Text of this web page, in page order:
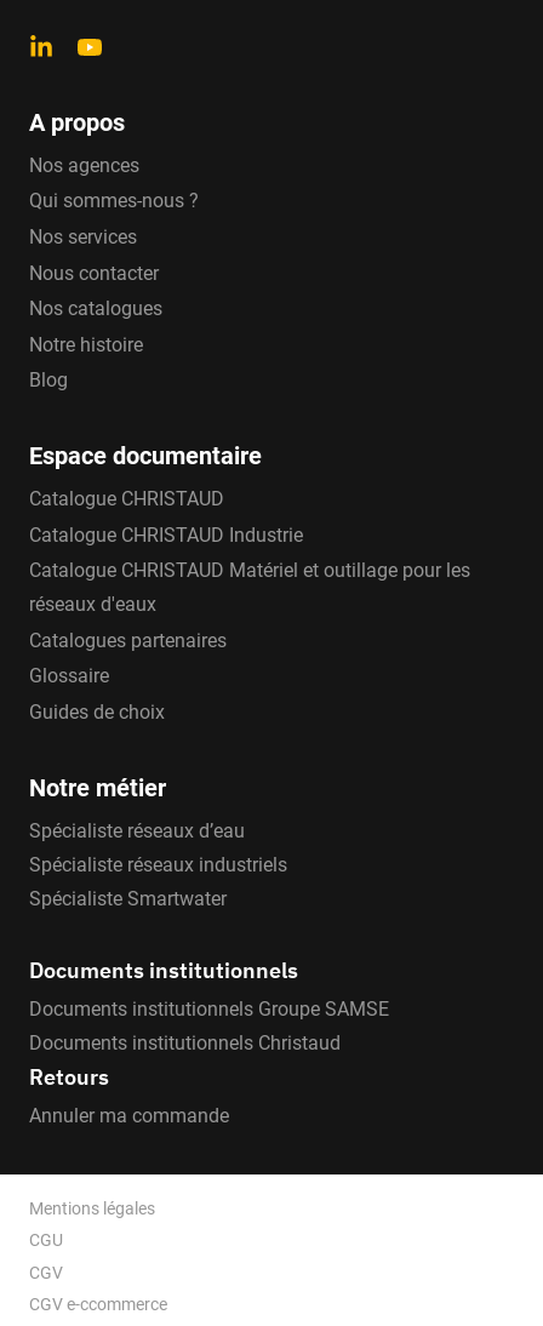
A propos
Nos agences
Qui sommes-nous ?
Nos services
Nous contacter
Nos catalogues
Notre histoire
Blog
Espace documentaire
Catalogue CHRISTAUD
Catalogue CHRISTAUD Industrie
Catalogue CHRISTAUD Matériel et outillage pour les
réseaux d'eaux
Catalogues partenaires
Glossaire
Guides de choix
Notre métier
Spécialiste réseaux d’eau
Spécialiste réseaux industriels
Spécialiste Smartwater
Documents institutionnels
Documents institutionnels Groupe SAMSE
Documents institutionnels Christaud
Retours
Annuler ma commande
Mentions légales
CGU
CGV
CGV e-ccommerce